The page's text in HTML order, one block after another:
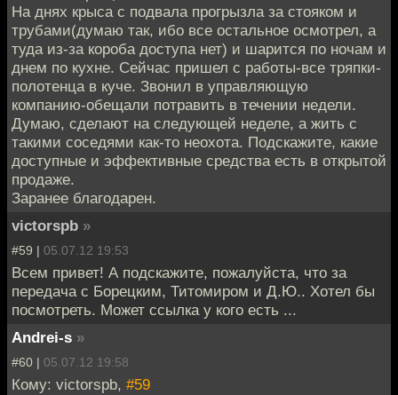
На днях крыса с подвала прогрызла за стояком и
трубами(думаю так, ибо все остальное осмотрел, а
туда из-за короба доступа нет) и шарится по ночам и
днем по кухне. Сейчас пришел с работы-все тряпки-
полотенца в куче. Звонил в управляющую
компанию-обещали потравить в течении недели.
Думаю, сделают на следующей неделе, а жить с
такими соседями как-то неохота. Подскажите, какие
доступные и эффективные средства есть в открытой
продаже.
Заранее благодарен.
victorspb »
#59 | 05.07.12 19:53
Всем привет! А подскажите, пожалуйста, что за
передача с Борецким, Титомиром и Д.Ю.. Хотел бы
посмотреть. Может ссылка у кого есть ...
Andrei-s »
#60 | 05.07.12 19:58
Кому: victorspb, #59